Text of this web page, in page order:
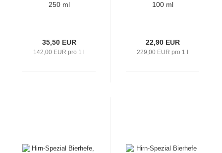
250 ml
35,50 EUR
142,00 EUR pro 1 l
100 ml
22,90 EUR
229,00 EUR pro 1 l